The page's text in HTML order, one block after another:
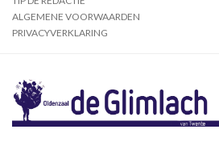
ALGEMENE VOORWAARDEN
PRIVACYVERKLARING